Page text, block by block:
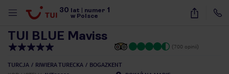
30 lat numer 1
w Polsce
28
TUI BLUE Maviss
(700 opinii)
TURCJA RIWIERA TURECKA
BOGAZKENT